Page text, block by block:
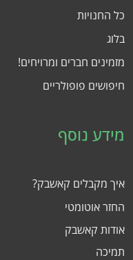
כל החנויות
בלוג
מזמינים חברים ומרויחים!
חיפושים פופולריים
מידע נוסף
איך מקבלים קאשבק?
החזר אוטומטי
אודות קאשבק
תמיכה